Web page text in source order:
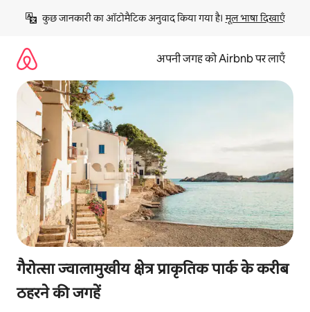
छोड़कर
कॉन्टेंट
कुछ जानकारी का ऑटोमैटिक अनुवाद किया गया है। मूल भाषा दिखाएँ
अपनी जगह को Airbnb पर लाएँ
गैरोत्सा ज्वालामुखीय क्षेत्र प्राकृतिक पार्क के करीब
ठहरने की जगहें